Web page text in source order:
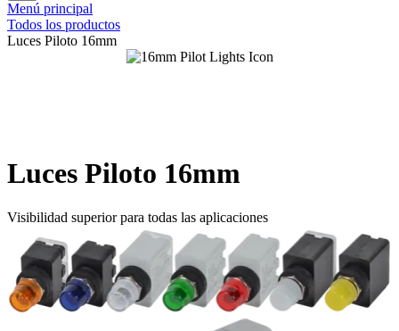
Menú principal
Todos los productos
Luces Piloto 16mm
Luces Piloto 16mm
Visibilidad superior para todas las aplicaciones